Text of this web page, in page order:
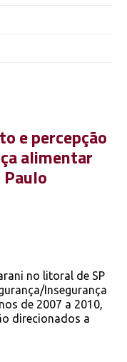
e percepção
alimentar
Paulo
no litoral de SP
Insegurança
de 2007 a 2010,
direcionados a